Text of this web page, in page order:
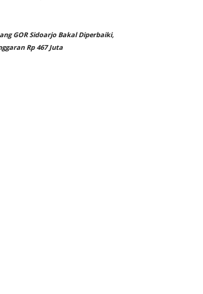
GOR Sidoarjo Bakal Diperbaiki,
Rp 467 Juta